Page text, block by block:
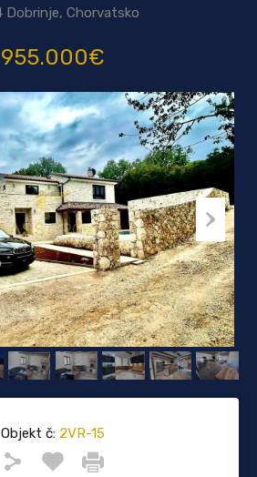
Dobrinje, Chorvatsko
955.000€
Objekt č: 2VR-15